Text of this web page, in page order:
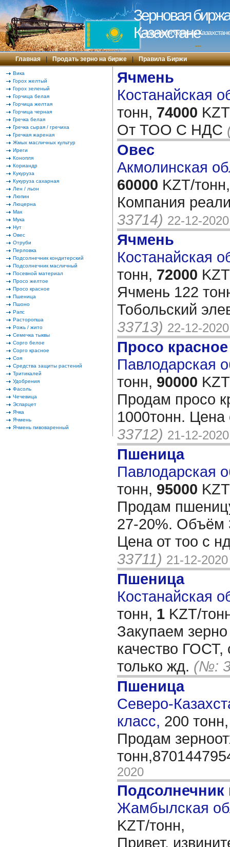
Зерновая
Казахстане
Зерновая биржа в
---
Главная | Продать зерно на бирже | Правила Биржи
Вика
Горох желтый
Горох зеленый
Горчица белая
Горчица желтая
Горчица черная
Гречка белая
Гречка сырая / гречиха
Гречкая жареная
Жмых масличных культур
Иреги
Конопля
Кориандр
Кукуруза
Кукуруза сахарная
Лен / льон
Люпин
Люцерна
Мак
Мука
Нут
Овес
Отруби
Перловка
Подсолнечник кондитерский
Подсолнечник масличный
Посевной материал
Просо желтое
Просо красное
Пшеница
Пшоно
Рапс
Расторопша
Рожь / жито
Семечка тыквы
Сорго белое
Сорго красное
Соя
Средства защиты растений
Тритикалей
Удобрения
Фасоль
Чечевица
Эспарцет
Ячка
Ячмень
Ячмень пивоваренный
Ячмень
Костанайская
тонн, 74000
От ТОО С НДС
Овес
Акмолинская
60000 KZT/тонн,
Компания
33714) 22-12-2020
Ячмень
Костанайская
тонн, 72000
Ячмень 122
Тобольский
33713) 22-12-2020
Просо красное
Павлодарская
тонн, 90000
Продам просо
1000тонн. Цена
33712) 21-12-2020
Пшеница
Павлодарская
тонн, 95000
Продам
27-20%. Объём
Цена от тоо с
33711) 21-12-2020
Пшеница
Костанайская
тонн, 1 KZT/
Закупаем
качество ГОСТ,
только жд. (№:
Пшеница
Северо-
класс, 200
Продам
2020
Жамбылская
KZT/тонн,
Привет,